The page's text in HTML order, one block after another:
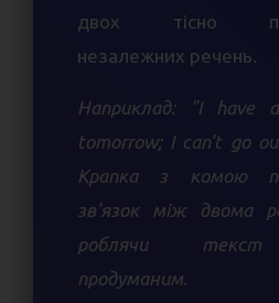
двох тісно
незалежних речень.
Наприклад: "I have
tomorrow; I can't go
Крапка з комою
зв'язок між двома
роблячи
продуманим.